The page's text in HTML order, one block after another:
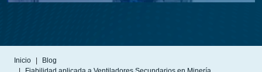
Inicio
Blog